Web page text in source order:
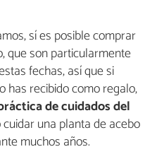
sí es posible comprar
que son particularmente
fechas, así que si
has recibido como regalo,
de cuidados del
una planta de acebo
muchos años.